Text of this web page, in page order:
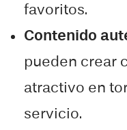
favoritos.
Contenido
pueden crear
atractivo en
servicio.